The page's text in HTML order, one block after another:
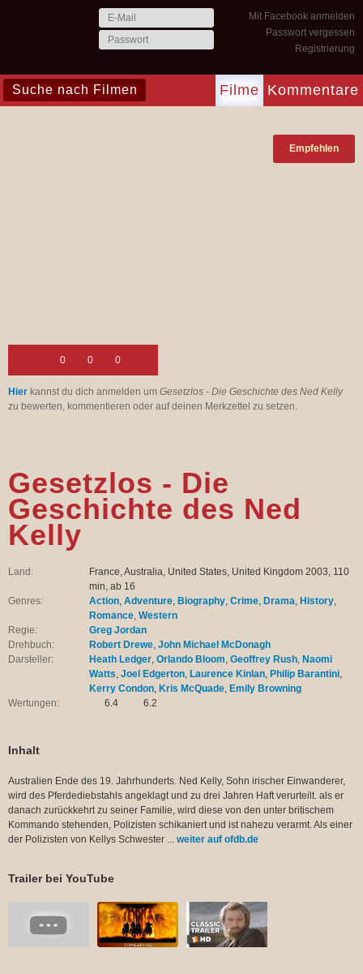
Mit Facebook anmelden
Passwort vergessen
Registrierung
Kommentare
Filme
0 0 0
Empfehlen
Hier kannst du dich anmelden um Gesetzlos - Die Geschichte des Ned Kelly
zu bewerten, kommentieren oder auf deinen Merkzettel zu setzen.
Gesetzlos - Die
Geschichte des Ned
Kelly
Land:
France, Australia, United States, United Kingdom 2003, 110
min, ab 16
Genres:
Action, Adventure, Biography, Crime, Drama, History,
Romance, Western
Regie:
Greg Jordan
Drehbuch:
Robert Drewe, John Michael McDonagh
Darsteller:
Heath Ledger, Orlando Bloom, Geoffrey Rush, Naomi
Watts, Joel Edgerton, Laurence Kinlan, Philip Barantini,
Kerry Condon, Kris McQuade, Emily Browning
Wertungen:
6.4 6.2
Inhalt
Australien Ende des 19. Jahrhunderts. Ned Kelly, Sohn irischer Einwanderer,
wird des Pferdediebstahls angeklagt und zu drei Jahren Haft verurteilt. als er
danach zurückkehrt zu seiner Familie, wird diese von den unter britischem
Kommando stehenden, Polizisten schikaniert und ist nahezu verarmt. Als einer
der Polizisten von Kellys Schwester ... weiter auf ofdb.de
Trailer bei YouTube